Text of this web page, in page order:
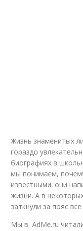
Жизнь знаменитых
гораздо
биографиях в
мы понимаем,
известными: они
жизни. А в
заткнули за пояс
Мы в AdMe.ru